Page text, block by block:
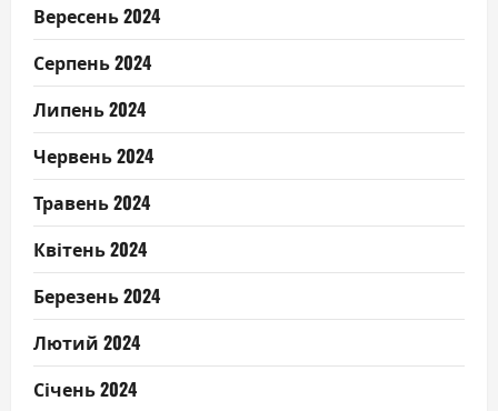
Вересень 2024
Серпень 2024
Липень 2024
Червень 2024
Травень 2024
Квітень 2024
Березень 2024
Лютий 2024
Січень 2024